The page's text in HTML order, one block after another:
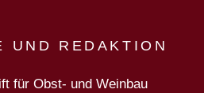
UND REDAKTION
für Obst- und Weinbau